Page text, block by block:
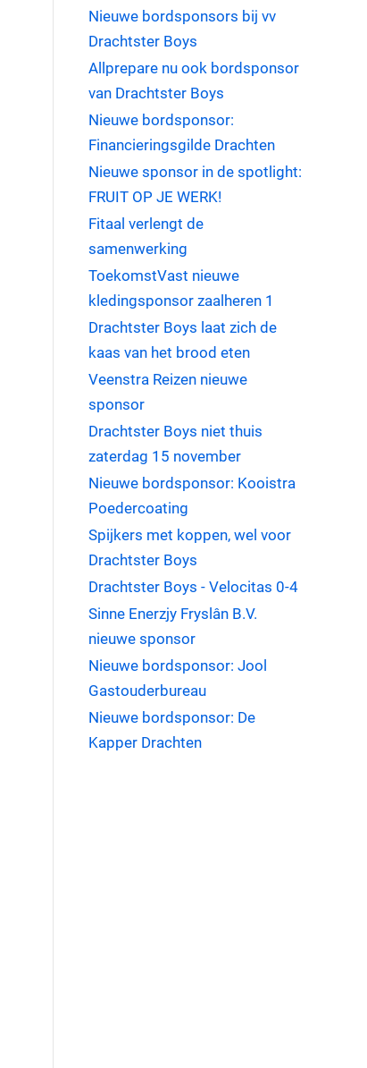
Nieuwe bordsponsors bij vv
Drachtster Boys
Allprepare nu ook bordsponsor
van Drachtster Boys
Nieuwe bordsponsor:
Financieringsgilde Drachten
Nieuwe sponsor in de spotlight:
FRUIT OP JE WERK!
Fitaal verlengt de
samenwerking
ToekomstVast nieuwe
kledingsponsor zaalheren 1
Drachtster Boys laat zich de
kaas van het brood eten
Veenstra Reizen nieuwe
sponsor
Drachtster Boys niet thuis
zaterdag 15 november
Nieuwe bordsponsor: Kooistra
Poedercoating
Spijkers met koppen, wel voor
Drachtster Boys
Drachtster Boys - Velocitas 0-4
Sinne Enerzjy Fryslân B.V.
nieuwe sponsor
Nieuwe bordsponsor: Jool
Gastouderbureau
Nieuwe bordsponsor: De
Kapper Drachten